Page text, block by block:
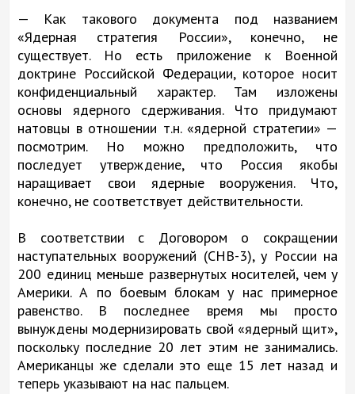
— Как такового документа под названием
«Ядерная стратегия России», конечно, не
существует. Но есть приложение к Военной
доктрине Российской Федерации, которое носит
конфиденциальный характер. Там изложены
основы ядерного сдерживания. Что придумают
натовцы в отношении т.н. «ядерной стратегии» —
посмотрим. Но можно предположить, что
последует утверждение, что Россия якобы
наращивает свои ядерные вооружения. Что,
конечно, не соответствует действительности.
В соответствии с Договором о сокращении
наступательных вооружений (СНВ-3), у России на
200 единиц меньше развернутых носителей, чем у
Америки. А по боевым блокам у нас примерное
равенство. В последнее время мы просто
вынуждены модернизировать свой «ядерный щит»,
поскольку последние 20 лет этим не занимались.
Американцы же сделали это еще 15 лет назад и
теперь указывают на нас пальцем.